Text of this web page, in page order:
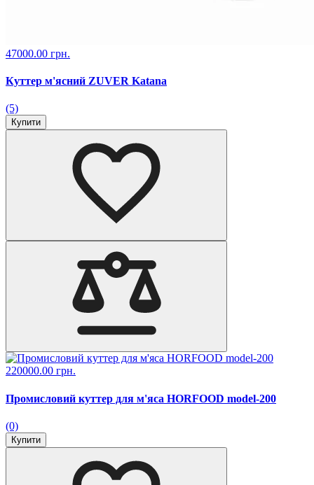
47000.00 грн.
Куттер м'ясний ZUVER Katana
(5)
Купити
220000.00 грн.
Промисловий куттер для м'яса HORFOOD model-200
(0)
Купити